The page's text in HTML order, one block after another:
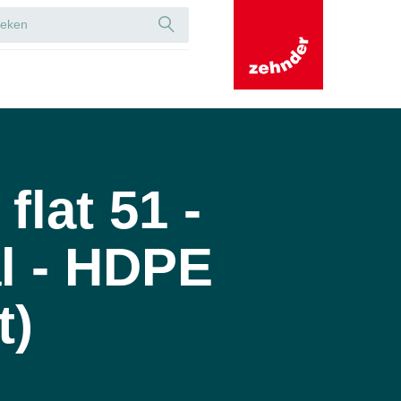
51 -
- HDPE